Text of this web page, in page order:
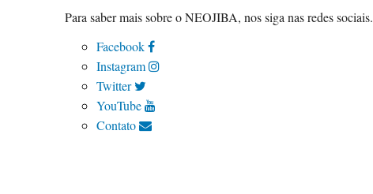
Para saber mais sobre o NEOJIBA, nos siga nas redes sociais.
Facebook
Instagram
Twitter
YouTube
Contato